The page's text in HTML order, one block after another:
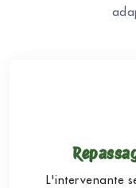
L'intervenante